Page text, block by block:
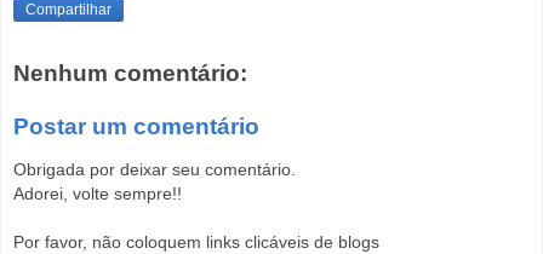
Compartilhar
Nenhum comentário:
Postar um comentário
Obrigada por deixar seu comentário.
Adorei, volte sempre!!
Por favor, não coloquem links clicáveis de blogs